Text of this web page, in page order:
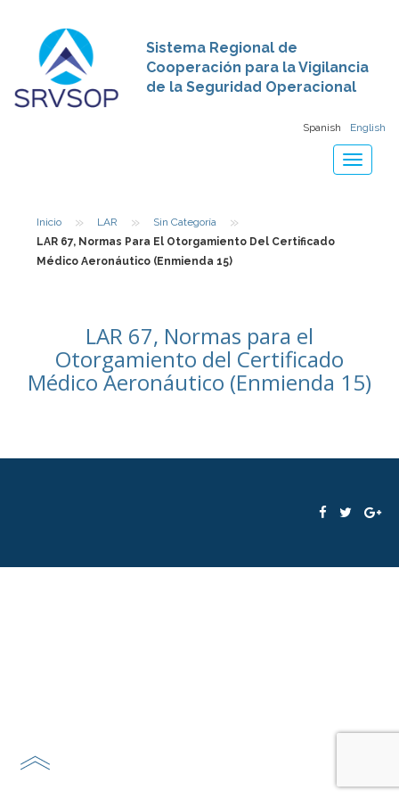
Sistema Regional de
Cooperación para la Vigilancia
de la Seguridad Operacional
Spanish English
Toggle
Inicio » LAR » Sin Categoría »
LAR 67, Normas Para El Otorgamiento Del Certificado
Médico Aeronáutico (Enmienda 15)
LAR 67, Normas para el
Otorgamiento del Certificado
Médico Aeronáutico (Enmienda 15)